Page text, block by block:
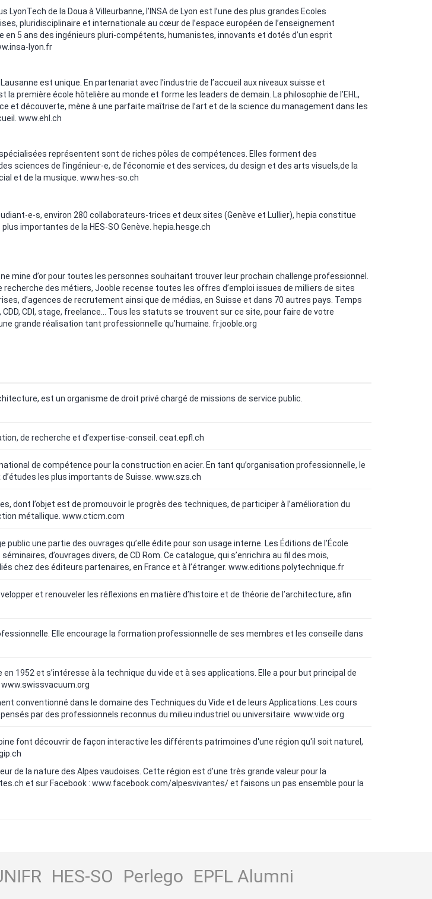
LyonTech de la Doua à Villeurbanne, l’INSA de Lyon est l’une des plus grandes Ecoles
pluridisciplinaire et internationale au cœur de l’espace européen de l’enseignement
en 5 ans des ingénieurs pluri-compétents, humanistes, innovants et dotés d’un esprit
lyon.fr
Lausanne est unique. En partenariat avec l’industrie de l’accueil aux niveaux suisse et
la première école hôtelière au monde et forme les leaders de demain. La philosophie de l’EHL,
et découverte, mène à une parfaite maîtrise de l’art et de la science du management dans les
www.ehl.ch
représentent sont de riches pôles de compétences. Elles forment des
sciences de l’ingénieur-e, de l’économie et des services, du design et des arts visuels,de la
et de la musique. www.hes-so.ch
e-s, environ 280 collaborateurs-trices et deux sites (Genève et Lullier), hepia constitue
plus importantes de la HES-SO Genève. hepia.hesge.ch
mine d’or pour toutes les personnes souhaitant trouver leur prochain challenge professionnel.
recherche des métiers, Jooble recense toutes les offres d’emploi issues de milliers de sites
d’agences de recrutement ainsi que de médias, en Suisse et dans 70 autres pays. Temps
CDI, stage, freelance… Tous les statuts se trouvent sur ce site, pour faire de votre
grande réalisation tant professionnelle qu’humaine. fr.jooble.org
est un organisme de droit privé chargé de missions de service public.
de recherche et d’expertise-conseil. ceat.epfl.ch
de compétence pour la construction en acier. En tant qu’organisation professionnelle, le
les plus importants de Suisse. www.szs.ch
dont l’objet est de promouvoir le progrès des techniques, de participer à l’amélioration du
métallique. www.cticm.com
public une partie des ouvrages qu’elle édite pour son usage interne. Les Éditions de l’École
d’ouvrages divers, de CD Rom. Ce catalogue, qui s’enrichira au fil des mois,
chez des éditeurs partenaires, en France et à l’étranger. www.editions.polytechnique.fr
et renouveler les réflexions en matière d’histoire et de théorie de l’architecture, afin
Elle encourage la formation professionnelle de ses membres et les conseille dans
1952 et s’intéresse à la technique du vide et à ses applications. Elle a pour but principal de
www.swissvacuum.org
conventionné dans le domaine des Techniques du Vide et de leurs Applications. Les cours
par des professionnels reconnus du milieu industriel ou universitaire. www.vide.org
font découvrir de façon interactive les différents patrimoines d'une région qu'il soit naturel,
de la nature des Alpes vaudoises. Cette région est d’une très grande valeur pour la
et sur Facebook : www.facebook.com/alpesvivantes/et faisons un pas ensemble pour la
HES-SO Perlego EPFL Alumni